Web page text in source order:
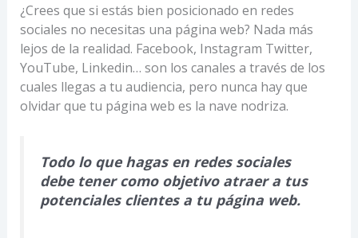
¿Crees que si estás bien posicionado en redes
sociales no necesitas una página web? Nada más
lejos de la realidad. Facebook, Instagram Twitter,
YouTube, Linkedin… son los canales a través de los
cuales llegas a tu audiencia, pero nunca hay que
olvidar que tu página web es la nave nodriza.
Todo lo que hagas en redes sociales
debe tener como objetivo atraer a tus
potenciales clientes a tu página web.